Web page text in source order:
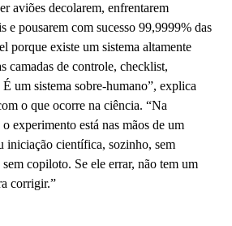
aviões decolarem, enfrentarem
e pousarem com sucesso 99,9999% das
porque existe um sistema altamente
camadas de controle, checklist,
um sistema sobre-humano”, explica
o que ocorre na ciência. “Na
experimento está nas mãos de um
iniciação científica, sozinho, sem
copiloto. Se ele errar, não tem um
corrigir.”